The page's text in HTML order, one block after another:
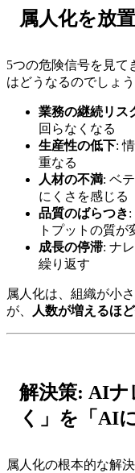
属人化を放
5つの危険信号を見て
はどうなるのでしょう
業務の継続リス
回らなくなる
生産性の低下:
重なる
人材の不満: ベ
にくさを感じる
品質のばらつき:
トプットの質が
成長の停滞: ナ
繰り返す
属人化は、組織が小
が、
人数が増えるほ
解決策: AIナ
く」を「AI
属人化の根本的な解